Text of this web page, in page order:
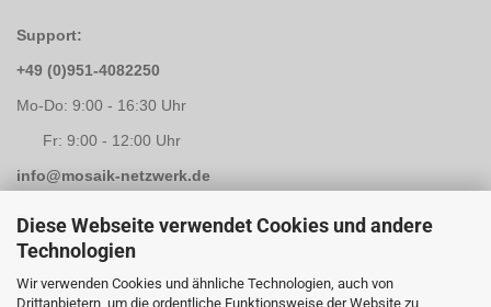
Diese Webseite verwendet Cookies und andere
Technologien
Wir verwenden Cookies und ähnliche Technologien, auch von
Drittanbietern, um die ordentliche Funktionsweise der Website zu
Support:
+49 (0)951-4082250
Mo-Do: 9:00 - 16:30 Uhr
Fr: 9:00 - 12:00 Uhr
info@mosaik-netzwerk.de
Retouren Adresse:
Mosaik-Netzwerk
Kapellenstrasse 3